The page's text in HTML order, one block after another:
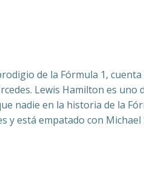
de la Fórmula 1,
Lewis Hamilton es
nadie en la historia de la
y está empatado con Michael